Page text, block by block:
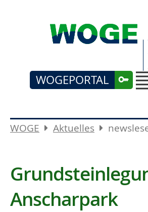
WOGEPORTAL
WOGE Aktuelles
Anscharpark